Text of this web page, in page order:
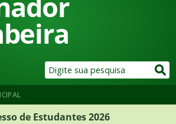
de Estudantes 2026